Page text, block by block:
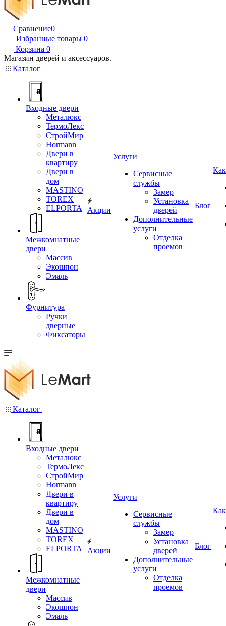
Сравнение0
Избранные товары 0
Корзина 0
Магазин дверей и аксессуаров.
Каталог
Входные двери
Металюкс
ТермоЛекс
СтройМир
Hormann
Двери в
квартиру
Двери в
дом
MASTINO
TOREX
ELPORTA
Межкомнатные
двери
Массив
Экошпон
Эмаль
Фурнитура
Ручки
дверные
Фиксаторы
Акции
Услуги
Сервисные
службы
Замер
Установка
дверей
Дополнительные
услуги
Отделка
проемов
Блог
Каталог
Входные двери
Металюкс
ТермоЛекс
СтройМир
Hormann
Двери в
квартиру
Двери в
дом
MASTINO
TOREX
ELPORTA
Межкомнатные
двери
Массив
Экошпон
Эмаль
Акции
Услуги
Сервисные
службы
Замер
Установка
дверей
Дополнительные
услуги
Отделка
проемов
Блог